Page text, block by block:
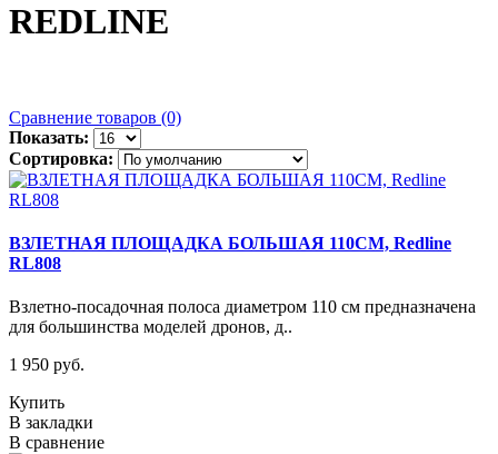
REDLINE
Сравнение товаров (0)
Показать:
Сортировка:
ВЗЛЕТНАЯ ПЛОЩАДКА БОЛЬШАЯ 110СМ, Redline
RL808
Взлетно-посадочная полоса диаметром 110 см предназначена
для большинства моделей дронов, д..
1 950 руб.
Купить
В закладки
В сравнение